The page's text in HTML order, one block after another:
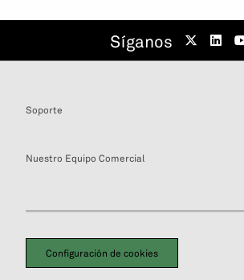
Síganos
Soporte
Nuestro Equipo Comercial
Configuración de cookies